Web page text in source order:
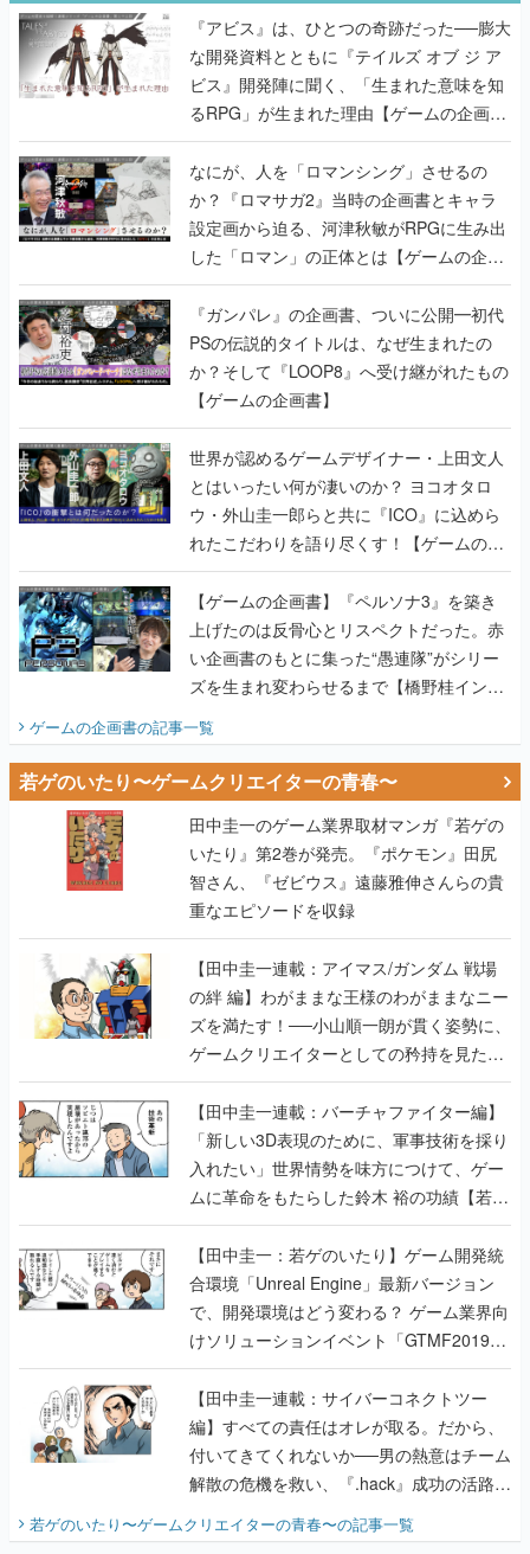
『アビス』は、ひとつの奇跡だった──膨大
な開発資料とともに『テイルズ オブ ジ ア
ビス』開発陣に聞く、「生まれた意味を知
るRPG」が生まれた理由【ゲームの企画
書】
なにが、人を「ロマンシング」させるの
か？『ロマサガ2』当時の企画書とキャラ
設定画から迫る、河津秋敏がRPGに生み出
した「ロマン」の正体とは【ゲームの企画
書】
『ガンパレ』の企画書、ついに公開━初代
PSの伝説的タイトルは、なぜ生まれたの
か？そして『LOOP8』へ受け継がれたもの
【ゲームの企画書】
世界が認めるゲームデザイナー・上田文人
とはいったい何が凄いのか？ ヨコオタロ
ウ・外山圭一郎らと共に『ICO』に込めら
れたこだわりを語り尽くす！【ゲームの企
画書】
【ゲームの企画書】『ペルソナ3』を築き
上げたのは反骨心とリスペクトだった。赤
い企画書のもとに集った“愚連隊”がシリー
ズを生まれ変わらせるまで【橋野桂インタ
ビュー】
ゲームの企画書の記事一覧
若ゲのいたり〜ゲームクリエイターの青春〜
田中圭一のゲーム業界取材マンガ『若ゲの
いたり』第2巻が発売。『ポケモン』田尻
智さん、『ゼビウス』遠藤雅伸さんらの貴
重なエピソードを収録
【田中圭一連載：アイマス/ガンダム 戦場
の絆 編】わがままな王様のわがままなニー
ズを満たす！──小山順一朗が貫く姿勢に、
ゲームクリエイターとしての矜持を見た
【若ゲのいたり最終回】
【田中圭一連載：バーチャファイター編】
「新しい3D表現のために、軍事技術を採り
入れたい」世界情勢を味方につけて、ゲー
ムに革命をもたらした鈴木 裕の功績【若ゲ
のいたり】
【田中圭一：若ゲのいたり】ゲーム開発統
合環境「Unreal Engine」最新バージョン
で、開発環境はどう変わる？ ゲーム業界向
けソリューションイベント「GTMF2019」
に行って、より理解を深めよう【PR】
【田中圭一連載：サイバーコネクトツー
編】すべての責任はオレが取る。だから、
付いてきてくれないか──男の熱意はチーム
解散の危機を救い、『.hack』成功の活路を
開く。業界の快男児・松山 洋に流れる血は
『少年ジャンプ』色だった【若ゲのいた
若ゲのいたり〜ゲームクリエイターの青春〜の記事一覧